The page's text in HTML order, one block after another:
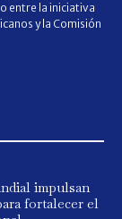
entre la iniciativa
y la Comisión
impulsan
fortalecer el